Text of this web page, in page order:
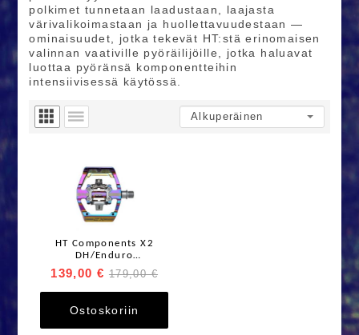
polkimet tunnetaan laadustaan, laajasta
värivalikoimastaan ja huollettavuudestaan —
ominaisuudet, jotka tekevät HT:stä erinomaisen
valinnan vaativille pyöräilijöille, jotka haluavat
luottaa pyöränsä komponentteihin
intensiivisessä käytössä.
HT Components X2
DH/Enduro
lukkopolkimet
139,00 € 179,00 €
Ostoskoriin